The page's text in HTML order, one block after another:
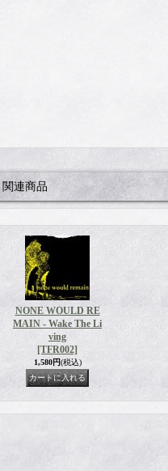
関連商品
NONE WOULD RE
MAIN - Wake The Li
ving
[TFR002]
1,580円(税込)